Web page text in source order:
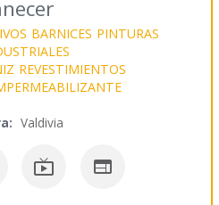
BARNICES PINTURAS
REVESTIMIENTOS
Valdivia
 